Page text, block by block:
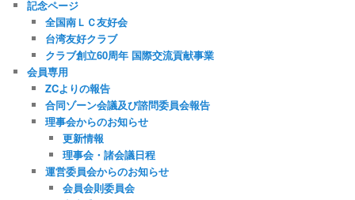
記念ページ
全国南ＬＣ友好会
台湾友好クラブ
クラブ創立60周年 国際交流貢献事業
会員専用
ZCよりの報告
合同ゾーン会議及び諮問委員会報告
理事会からのお知らせ
更新情報
理事会・諸会議日程
運営委員会からのお知らせ
会員会則委員会